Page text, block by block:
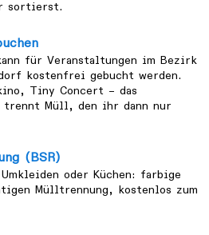
sortierst.
für Veranstaltungen im Bezirk
kostenfrei gebucht werden.
Tiny Concert – das
trennt Müll, den ihr dann nur
(BSR)
oder Küchen: farbige
Mülltrennung, kostenlos zum